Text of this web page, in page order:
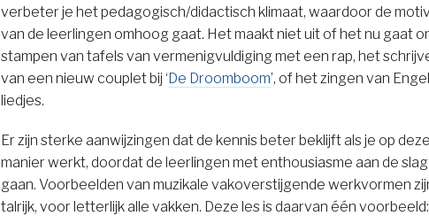
verbeter je het pedagogisch/didactisch klimaat, waardoor de
van de leerlingen omhoog gaat. Het maakt niet uit of het nu gaat
stampen van tafels van vermenigvuldiging met een rap, het
van een nieuw couplet bij ‘ De Droomboom’, of het zingen van
liedjes.
Er zijn sterke aanwijzingen dat de kennis beter beklijft als je op deze
manier werkt, doordat de leerlingen met enthousiasme aan de slag
gaan. Voorbeelden van muzikale vakoverstijgende werkvormen
talrijk, voor letterlijk alle vakken. Deze les is daarvan één